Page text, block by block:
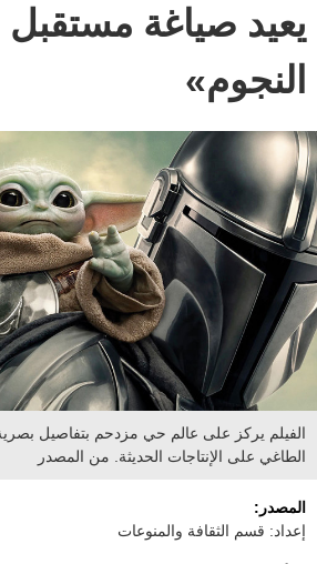
يعيد صياغة
النجوم»
الفيلم يركز على عالم حي مزدحم بتفاصيل بصرية
الطاغي على الإنتاجات الحديثة. من المصدر
المصدر:
إعداد: قسم الثقافة والمنوعات